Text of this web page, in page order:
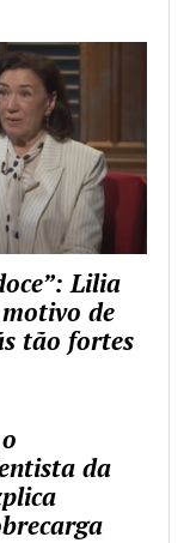
Lilia
de
tão fortes
da